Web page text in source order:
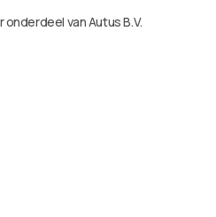
van Autus B.V.